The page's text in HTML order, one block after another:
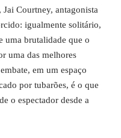
Courtney, antagonista
igualmente solitário,
uma brutalidade que o
uma das melhores
em um espaço
por tubarões, é o que
o espectador desde a